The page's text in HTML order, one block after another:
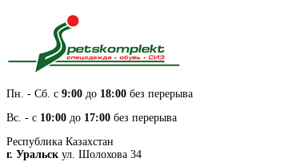
Пн. - Cб. с 9:00 до 18:00 без перерыва
Вс. - с 10:00 до 17:00 без перерыва
Республика Казахстан
г. Уральск ул. Шолохова 34